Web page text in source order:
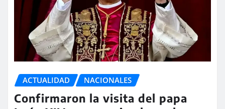
ACTUALIDAD NACIONALES
Confirmaron la visita del papa